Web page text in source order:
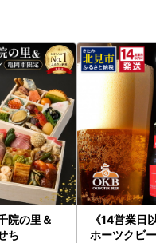
院の里＆
ち
《14営業日
ホーツクビ